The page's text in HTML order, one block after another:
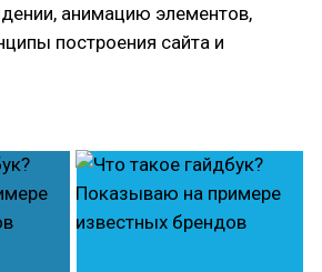
анимацию элементов,
построения сайта и